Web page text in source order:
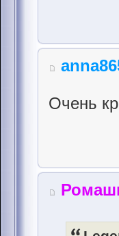
Очень